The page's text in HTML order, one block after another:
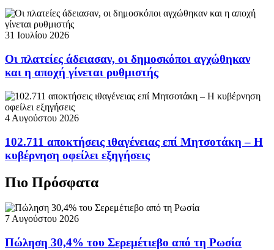
31 Ιουλίου 2026
Οι πλατείες άδειασαν, οι δημοσκόποι αγχώθηκαν
και η αποχή γίνεται ρυθμιστής
4 Αυγούστου 2026
102.711 αποκτήσεις ιθαγένειας επί Μητσοτάκη – Η
κυβέρνηση οφείλει εξηγήσεις
Πιο Πρόσφατα
7 Αυγούστου 2026
Πώληση 30,4% του Σερεμέτιεβο από τη Ρωσία